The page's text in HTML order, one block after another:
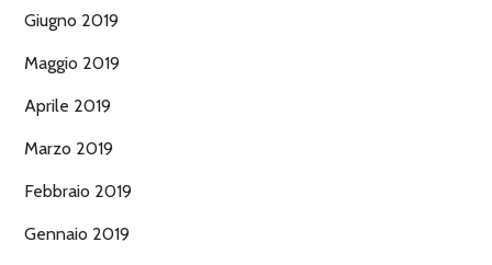
Giugno 2019
Maggio 2019
Aprile 2019
Marzo 2019
Febbraio 2019
Gennaio 2019